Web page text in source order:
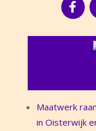
Maatwerk
in Oisterwijk